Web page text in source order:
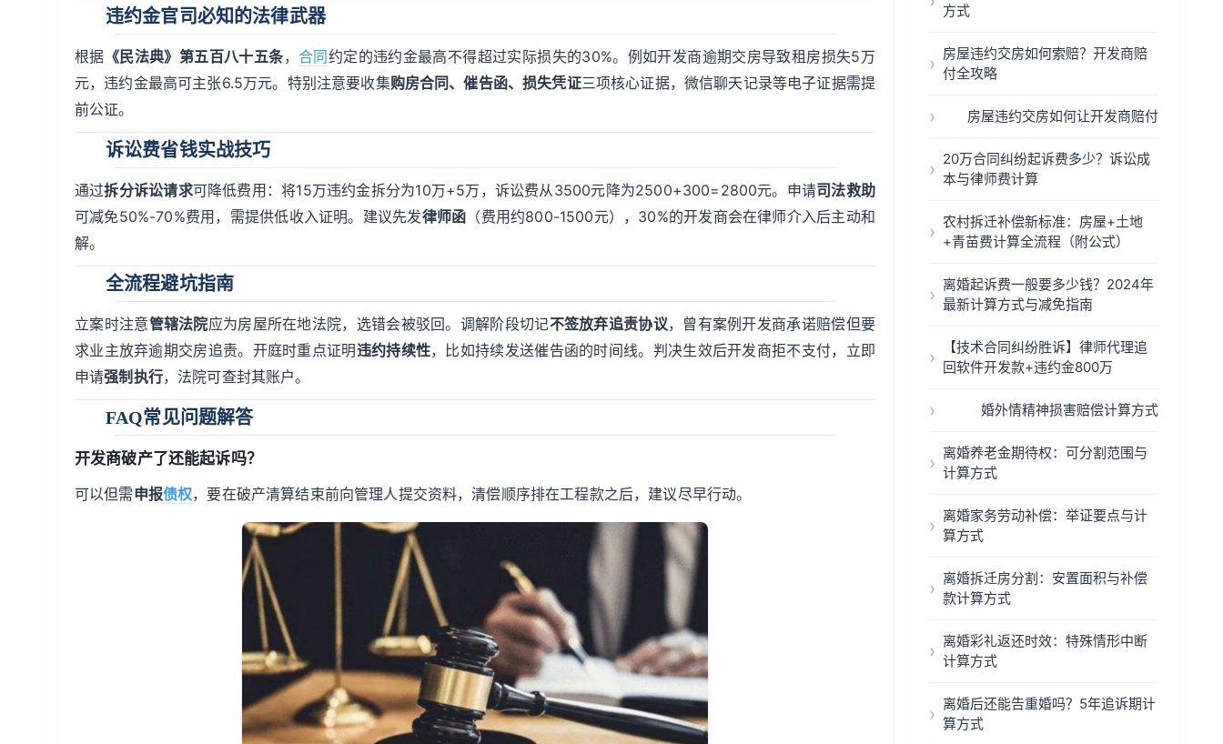
违约金官司必知的法律武器
根据 《民法典》第五百八十五条， 合同约定的违约金最高不得超过实际损失的30%。例如开发商逾期交房导致租房损失5万
元，违约金最高可主张6.5万元。特别注意要收集购房合同、催告函、损失凭证三项核心证据，微信聊天记录等电子证据需提
前公证。
诉讼费省钱实战技巧
通过拆分诉讼请求可降低费用：将15万违约金拆分为10万+5万，诉讼费从3500元降为2500+300=2800元。申请司法救助
可减免50%-70%费用，需提供低收入证明。建议先发律师函 （费用约800-1500元），30%的开发商会在律师介入后主动和
解。
全流程避坑指南
立案时注意管辖法院应为房屋所在地法院，选错会被驳回。调解阶段切记不签放弃追责协议，曾有案例开发商承诺赔偿但要
求业主放弃逾期交房追责。开庭时重点证明违约持续性，比如持续发送催告函的时间线。判决生效后开发商拒不支付，立即
申请强制执行，法院可查封其账户。
FAQ常见问题解答
开发商破产了还能起诉吗？
可以但需申报债权，要在破产清算结束前向管理人提交资料，清偿顺序排在工程款之后，建议尽早行动。
方式
房屋违约交房如何索赔？开发商赔
付全攻略
房屋违约交房如何让开发商赔付
20万合同纠纷起诉费多少？诉讼成
本与律师费计算
农村拆迁补偿新标准：房屋+土地
+青苗费计算全流程（附公式）
离婚起诉费一般要多少钱？2024年
最新计算方式与减免指南
【技术合同纠纷胜诉】律师代理追
回软件开发款+违约金800万
婚外情精神损害赔偿计算方式
离婚养老金期待权：可分割范围与
计算方式
离婚家务劳动补偿：举证要点与计
算方式
离婚拆迁房分割：安置面积与补偿
款计算方式
离婚彩礼返还时效：特殊情形中断
计算方式
离婚后还能告重婚吗？5年追诉期计
算方式